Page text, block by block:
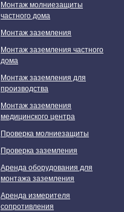
Монтаж молниезащиты
частного дома
Монтаж заземления
Монтаж заземления частного
дома
Монтаж заземления для
производства
Монтаж заземления
медицинского центра
Проверка молниезащиты
Проверка заземления
Аренда оборудования для
монтажа заземления
Аренда измерителя
сопротивления